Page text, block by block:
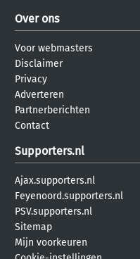
Over ons
Voor webmasters
Disclaimer
Privacy
Adverteren
Partnerberichten
Contact
Supporters.nl
Ajax.supporters.nl
Feyenoord.supporters.nl
PSV.supporters.nl
Sitemap
Mijn voorkeuren